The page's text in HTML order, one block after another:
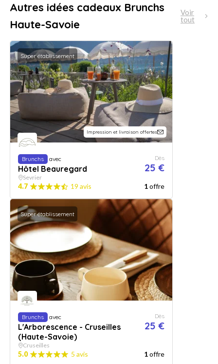
Autres idées cadeaux Brunchs
Haute-Savoie
Voir
tout
Super établissement
Impression et livraison offertes
Brunchs avec
Hôtel Beauregard
Dès
25 €
Sevrier
4.7 19 avis 1offre
Super établissement
Brunchs avec
L'Arborescence - Cruseilles
(Haute-Savoie)
Dès
25 €
Cruseilles
5.0 5 avis 1offre